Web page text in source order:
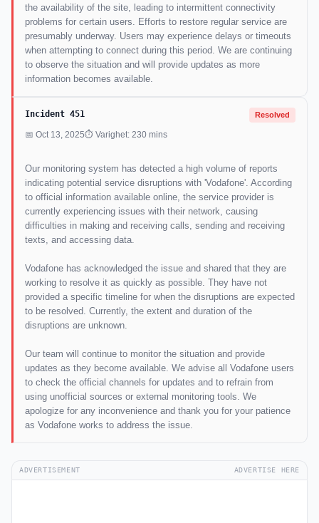
the availability of the site, leading to intermittent connectivity
problems for certain users. Efforts to restore regular service are
presumably underway. Users may experience delays or timeouts
when attempting to connect during this period. We are continuing
to observe the situation and will provide updates as more
information becomes available.
Incident 451 Resolved
📅 Oct 13, 2025⏱ Varighet: 230 mins
Our monitoring system has detected a high volume of reports
indicating potential service disruptions with 'Vodafone'. According
to official information available online, the service provider is
currently experiencing issues with their network, causing
difficulties in making and receiving calls, sending and receiving
texts, and accessing data.
Vodafone has acknowledged the issue and shared that they are
working to resolve it as quickly as possible. They have not
provided a specific timeline for when the disruptions are expected
to be resolved. Currently, the extent and duration of the
disruptions are unknown.
Our team will continue to monitor the situation and provide
updates as they become available. We advise all Vodafone users
to check the official channels for updates and to refrain from
using unofficial sources or external monitoring tools. We
apologize for any inconvenience and thank you for your patience
as Vodafone works to address the issue.
ADVERTISEMENT ADVERTISE HERE